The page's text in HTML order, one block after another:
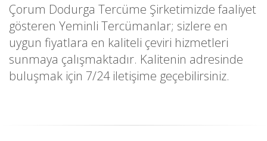
Çorum Dodurga Tercüme Şirketimizde faaliyet
gösteren Yeminli Tercümanlar; sizlere en
uygun fiyatlara en kaliteli çeviri hizmetleri
sunmaya çalışmaktadır. Kalitenin adresinde
buluşmak için 7/24 iletişime geçebilirsiniz.